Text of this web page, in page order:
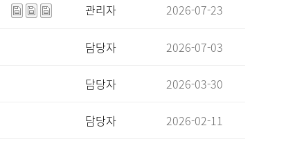
관리자 2026-07-23
담당자 2026-07-03
담당자 2026-03-30
담당자 2026-02-11